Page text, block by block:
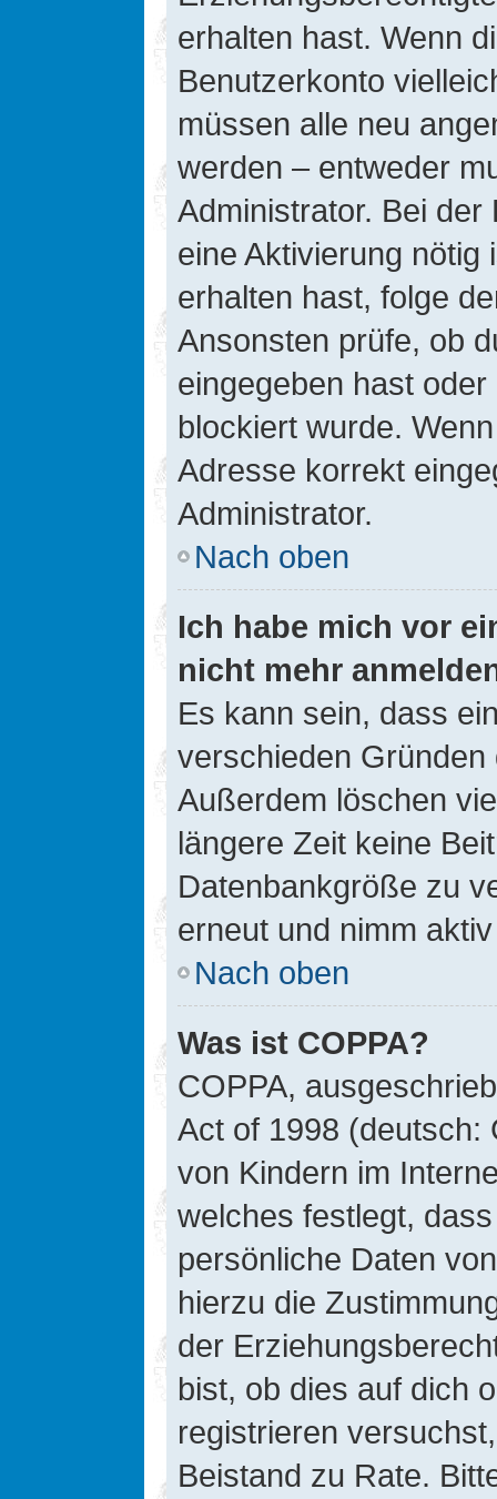
erhalten hast. Wenn
Benutzerkonto
müssen alle neu
werden – entweder
Administrator. Bei
eine Aktivierung nötig
erhalten hast, folge
Ansonsten prüfe, ob
eingegeben hast
blockiert wurde.
Adresse korrekt
Administrator.
Nach oben
Ich habe mich vor
nicht mehr
Es kann sein, dass
verschieden
Außerdem löschen
längere Zeit keine
Datenbankgröße zu
erneut und nimm
Nach oben
Was ist COPPA?
COPPA,
Act of 1998 (deutsch:
von Kindern im
welches festlegt,
persönliche Daten
hierzu die
der
bist, ob dies auf dich
registrieren
Beistand zu Rate.